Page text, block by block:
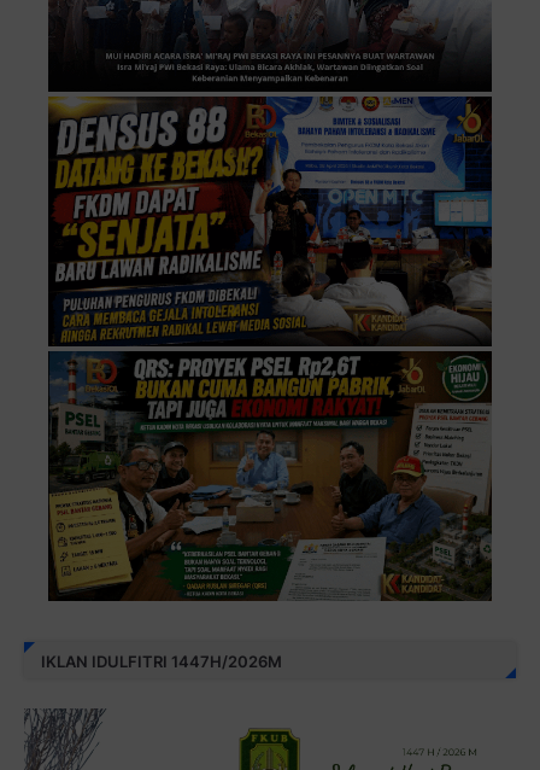
IKLAN IDULFITRI 1447H/2026M